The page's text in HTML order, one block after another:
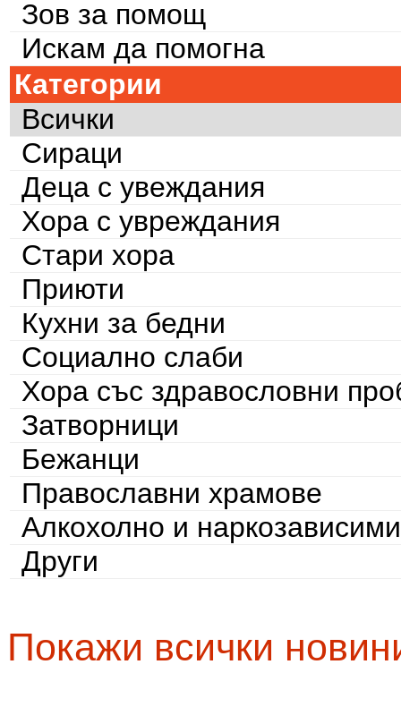
Зов за помощ
Искам да помогна
Категории
Всички
Сираци
Деца с увеждания
Хора с увреждания
Стари хора
Приюти
Кухни за бедни
Социално слаби
Хора със здравословни
Затворници
Бежанци
Православни храмове
Алкохолно и наркозависими
Други
Покажи всички